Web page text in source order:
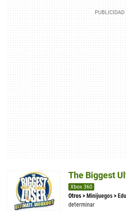
The Biggest
Xbox 360
Otros > Minijuegos >
determinar